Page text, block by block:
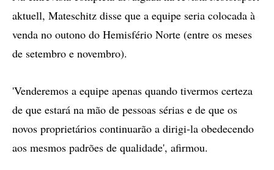
aktuell, Mateschitz disse que a equipe seria colocada à
venda no outono do Hemisfério Norte (entre os meses
de setembro e novembro).
'Venderemos a equipe apenas quando tivermos certeza
de que estará na mão de pessoas sérias e de que os
novos proprietários continuarão a dirigi-la obedecendo
aos mesmos padrões de qualidade', afirmou.